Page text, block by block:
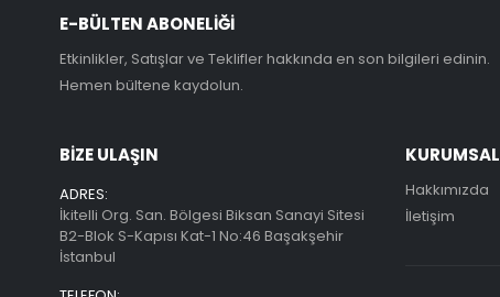
E-BÜLTEN ABONELİĞİ
Etkinlikler, Satışlar ve Teklifler hakkında en son bilgileri edinin.
Hemen bültene kaydolun.
BİZE ULAŞIN
ADRES:
İkitelli Org. San. Bölgesi Biksan Sanayi Sitesi
B2-Blok S-Kapısı Kat-1 No:46 Başakşehir
İstanbul
KURUMSAL
Hakkımızda
İletişim